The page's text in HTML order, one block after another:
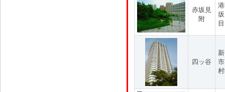
赤坂見
附
目
四ッ谷